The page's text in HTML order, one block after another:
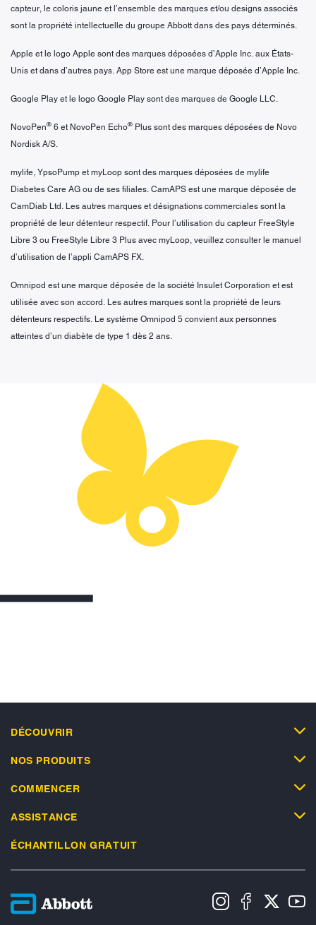
capteur, le coloris jaune et l’ensemble des marques et/ou designs associés
sont la propriété intellectuelle du groupe Abbott dans des pays déterminés.
Apple et le logo Apple sont des marques déposées d’Apple Inc. aux États-
Unis et dans d’autres pays. App Store est une marque déposée d’Apple Inc.
Google Play et le logo Google Play sont des marques de Google LLC.
NovoPen® 6 et NovoPen Echo® Plus sont des marques déposées de Novo
Nordisk A/S.
mylife, YpsoPump et myLoop sont des marques déposées de mylife
Diabetes Care AG ou de ses filiales. CamAPS est une marque déposée de
CamDiab Ltd. Les autres marques et désignations commerciales sont la
propriété de leur détenteur respectif. Pour l’utilisation du capteur FreeStyle
Libre 3 ou FreeStyle Libre 3 Plus avec myLoop, veuillez consulter le manuel
d’utilisation de l’appli CamAPS FX.
Omnipod est une marque déposée de la société Insulet Corporation et est
utilisée avec son accord. Les autres marques sont la propriété de leurs
détenteurs respectifs. Le système Omnipod 5 convient aux personnes
atteintes d’un diabète de type 1 dès 2 ans.
DÉCOUVRIR
NOS PRODUITS
COMMENCER
ASSISTANCE
ÉCHANTILLON GRATUIT